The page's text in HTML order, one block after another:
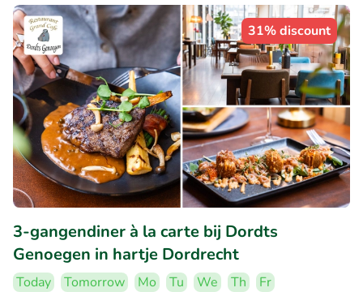
31% discount
3-gangendiner à la carte bij Dordts
Genoegen in hartje Dordrecht
Today Tomorrow Mo Tu We Th
Fr